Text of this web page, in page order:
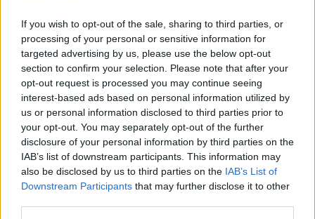
If you wish to opt-out of the sale, sharing to third parties, or
processing of your personal or sensitive information for
targeted advertising by us, please use the below opt-out
section to confirm your selection. Please note that after your
opt-out request is processed you may continue seeing
interest-based ads based on personal information utilized by
us or personal information disclosed to third parties prior to
your opt-out. You may separately opt-out of the further
disclosure of your personal information by third parties on the
IAB’s list of downstream participants. This information may
also be disclosed by us to third parties on the IAB’s List of
Downstream Participants that may further disclose it to other
Kövess minket, és értesülj a friss hírekről a
Facebookon is!
Követem